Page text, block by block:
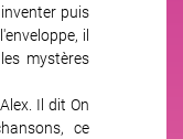
puis
il
mystères
Il dit On
ce